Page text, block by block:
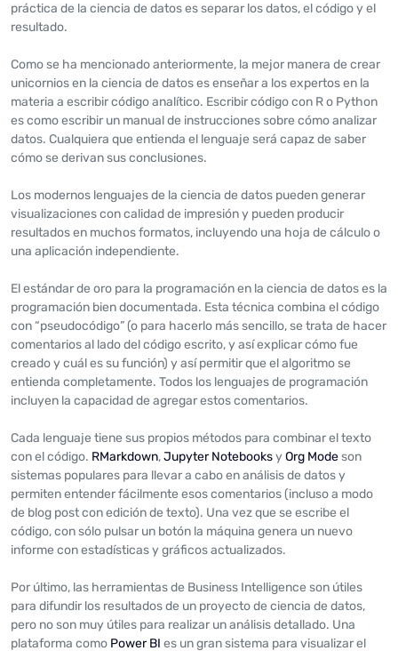
práctica de la ciencia de datos es separar los datos, el código y el
resultado.
Como se ha mencionado anteriormente, la mejor manera de crear
unicornios en la ciencia de datos es enseñar a los expertos en la
materia a escribir código analítico. Escribir código con R o Python
es como escribir un manual de instrucciones sobre cómo analizar
datos. Cualquiera que entienda el lenguaje será capaz de saber
cómo se derivan sus conclusiones.
Los modernos lenguajes de la ciencia de datos pueden generar
visualizaciones con calidad de impresión y pueden producir
resultados en muchos formatos, incluyendo una hoja de cálculo o
una aplicación independiente.
El estándar de oro para la programación en la ciencia de datos es la
programación bien documentada. Esta técnica combina el código
con “pseudocódigo” (o para hacerlo más sencillo, se trata de hacer
comentarios al lado del código escrito, y así explicar cómo fue
creado y cuál es su función) y así permitir que el algoritmo se
entienda completamente. Todos los lenguajes de programación
incluyen la capacidad de agregar estos comentarios.
Cada lenguaje tiene sus propios métodos para combinar el texto
con el código. RMarkdown,Jupyter NotebooksyOrg Modeson
sistemas populares para llevar a cabo en análisis de datos y
permiten entender fácilmente esos comentarios (incluso a modo
de blog post con edición de texto). Una vez que se escribe el
código, con sólo pulsar un botón la máquina genera un nuevo
informe con estadísticas y gráficos actualizados.
Por último, las herramientas de Business Intelligence son útiles
para difundir los resultados de un proyecto de ciencia de datos,
pero no son muy útiles para realizar un análisis detallado. Una
plataforma como Power BI es un gran sistema para visualizar el